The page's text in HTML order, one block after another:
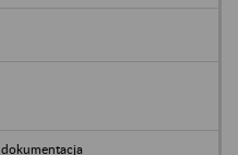
dokumentacja